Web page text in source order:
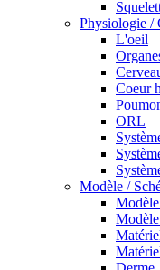
Physiologie /
L'oeil
Coeur
ORL
Modèle /